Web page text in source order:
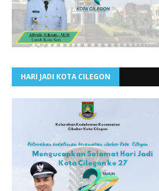
HARI JADI KOTA CILEGON